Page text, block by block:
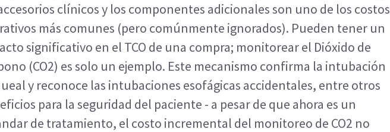
clínicos y los componentes adicionales son uno de los costos
más comunes (pero comúnmente ignorados). Pueden tener un
significativo en el TCO de una compra; monitorear el Dióxido de
(CO2) es solo un ejemplo. Este mecanismo confirma la intubación
y reconoce las intubaciones esofágicas accidentales, entre otros
para la seguridad del paciente - a pesar de que ahora es un
de tratamiento, el costo incremental del monitoreo de CO2 no